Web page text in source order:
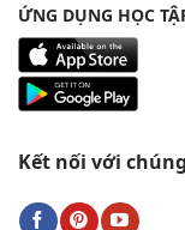
ỨNG DỤNG HỌC
Kết nối với